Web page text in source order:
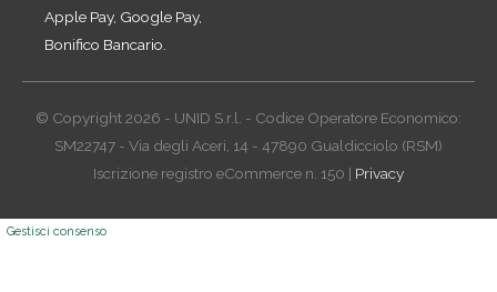
Apple Pay, Google Pay,
Bonifico Bancario.
© Copyright 2026 - UNID S.r.l. - Codice Operatore Economico:
SM22747 - Via degli Aceri, 14 - 47890 Gualdicciolo (RSM)
Iscrizione registro eCommerce n. 150 | Privacy
Gestisci consenso